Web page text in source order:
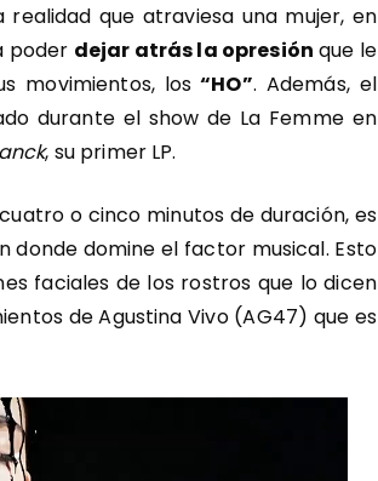
que atraviesa una mujer, en
poder dejar atrás la opresión que le
movimientos, los “HO”. Además, el
durante el show de La Femme en
, su primer LP.
o cinco minutos de duración, es
domine el factor musical. Esto
faciales de los rostros que lo dicen
de Agustina Vivo (AG47) que es